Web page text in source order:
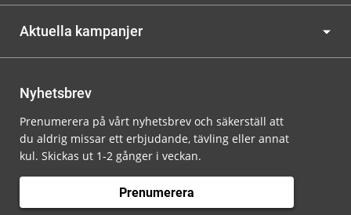
Aktuella kampanjer
Nyhetsbrev
Prenumerera på vårt nyhetsbrev och säkerställ att
du aldrig missar ett erbjudande, tävling eller annat
kul. Skickas ut 1-2 gånger i veckan.
Prenumerera